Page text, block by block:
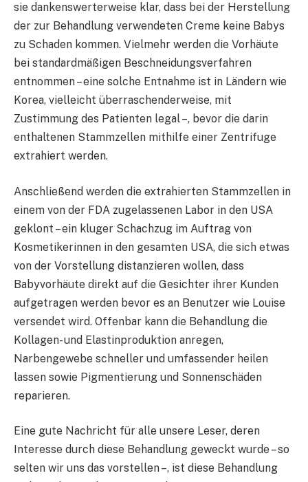
sie dankenswerterweise klar, dass bei der Herstellung
der zur Behandlung verwendeten Creme keine Babys
zu Schaden kommen. Vielmehr werden die Vorhäute
bei standardmäßigen Beschneidungsverfahren
entnommen – eine solche Entnahme ist in Ländern wie
Korea, vielleicht überraschenderweise, mit
Zustimmung des Patienten legal –, bevor die darin
enthaltenen Stammzellen mithilfe einer Zentrifuge
extrahiert werden.
Anschließend werden die extrahierten Stammzellen in
einem von der FDA zugelassenen Labor in den USA
geklont – ein kluger Schachzug im Auftrag von
Kosmetikerinnen in den gesamten USA, die sich etwas
von der Vorstellung distanzieren wollen, dass
Babyvorhäute direkt auf die Gesichter ihrer Kunden
aufgetragen werden bevor es an Benutzer wie Louise
versendet wird. Offenbar kann die Behandlung die
Kollagen- und Elastinproduktion anregen,
Narbengewebe schneller und umfassender heilen
lassen sowie Pigmentierung und Sonnenschäden
reparieren.
Eine gute Nachricht für alle unsere Leser, deren
Interesse durch diese Behandlung geweckt wurde – so
selten wir uns das vorstellen –, ist diese Behandlung